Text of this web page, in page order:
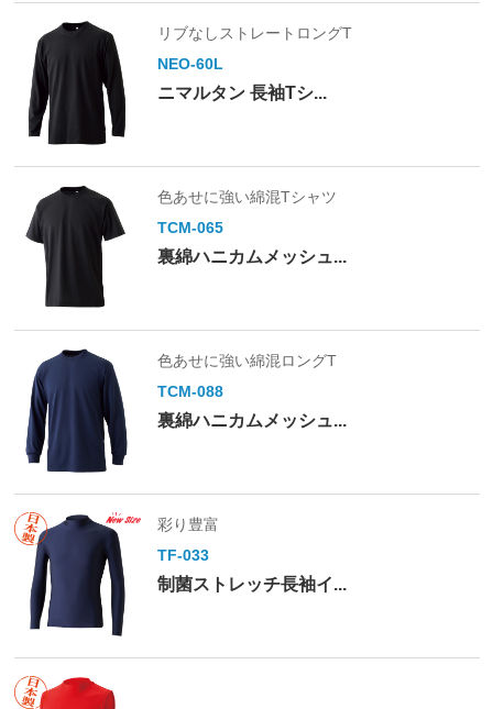
リブなしストレートロングT
NEO-60L
ニマルタン 長袖Tシ...
色あせに強い綿混Tシャツ
TCM-065
裏綿ハニカムメッシュ...
色あせに強い綿混ロングT
TCM-088
裏綿ハニカムメッシュ...
彩り豊富
TF-033
制菌ストレッチ長袖イ...